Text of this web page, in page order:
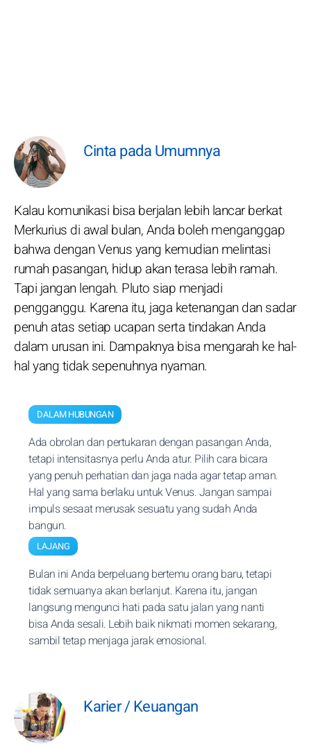
Cinta pada Umumnya
Kalau komunikasi bisa berjalan lebih lancar berkat
Merkurius di awal bulan, Anda boleh menganggap
bahwa dengan Venus yang kemudian melintasi
rumah pasangan, hidup akan terasa lebih ramah.
Tapi jangan lengah. Pluto siap menjadi
pengganggu. Karena itu, jaga ketenangan dan sadar
penuh atas setiap ucapan serta tindakan Anda
dalam urusan ini. Dampaknya bisa mengarah ke hal-
hal yang tidak sepenuhnya nyaman.
DALAM HUBUNGAN
Ada obrolan dan pertukaran dengan pasangan Anda,
tetapi intensitasnya perlu Anda atur. Pilih cara bicara
yang penuh perhatian dan jaga nada agar tetap aman.
Hal yang sama berlaku untuk Venus. Jangan sampai
impuls sesaat merusak sesuatu yang sudah Anda
bangun.
LAJANG
Bulan ini Anda berpeluang bertemu orang baru, tetapi
tidak semuanya akan berlanjut. Karena itu, jangan
langsung mengunci hati pada satu jalan yang nanti
bisa Anda sesali. Lebih baik nikmati momen sekarang,
sambil tetap menjaga jarak emosional.
Karier / Keuangan